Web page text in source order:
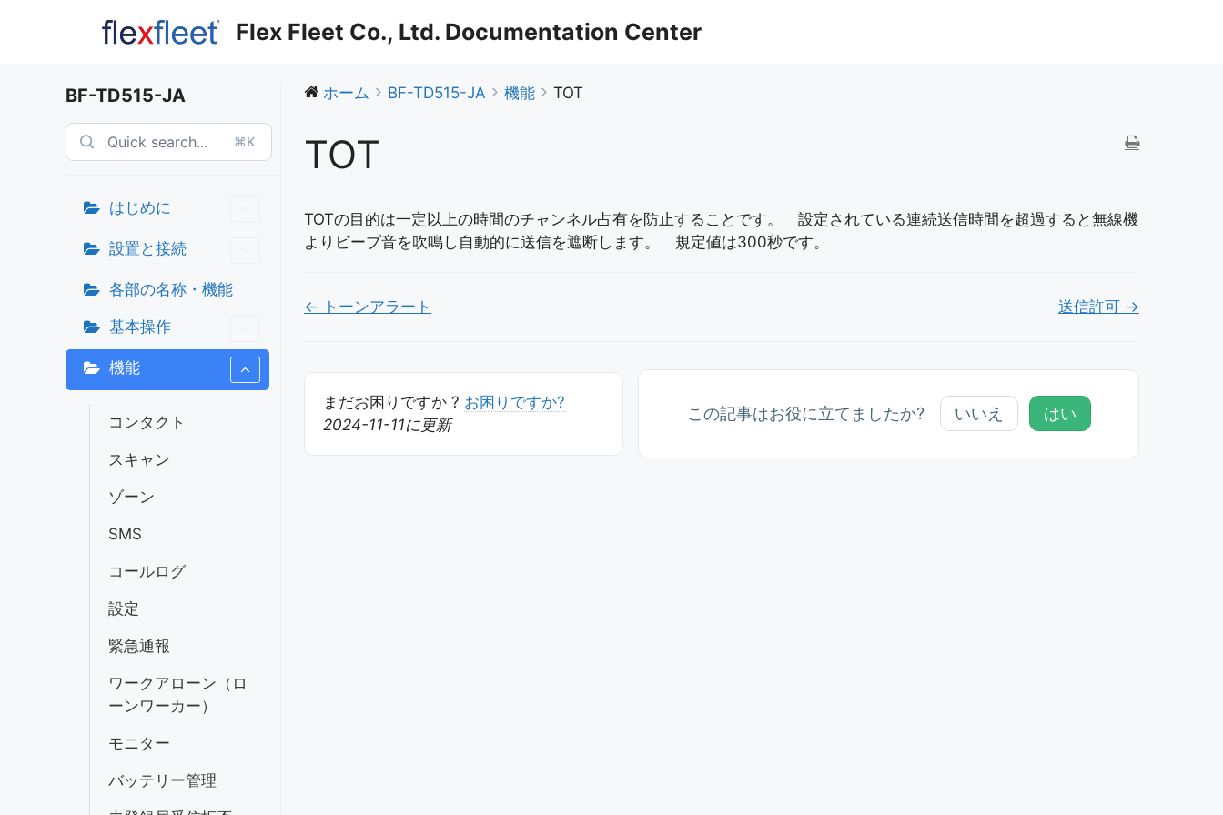
Flex Fleet Co., Ltd. Documentation Center
BF-TD515-JA
⌘K
はじめに
設置と接続
各部の名称・機能
基本操作
機能
コンタクト
スキャン
ゾーン
SMS
コールログ
設定
緊急通報
ワークアローン（ロ
ーンワーカー）
モニター
バッテリー管理
ホーム BF-TD515-JA 機能 TOT
TOT
TOTの目的は一定以上の時間のチャンネル占有を防止することです。 設定されている連続送信時間を超過すると無線機
よりビープ音を吹鳴し自動的に送信を遮断します。 規定値は300秒です。
Doc
ゲ
ー
← トーンアラート 送信許可 →
まだお困りですか ? お困りですか?
2024-11-11に更新
この記事はお役に立てましたか? いいえ はい